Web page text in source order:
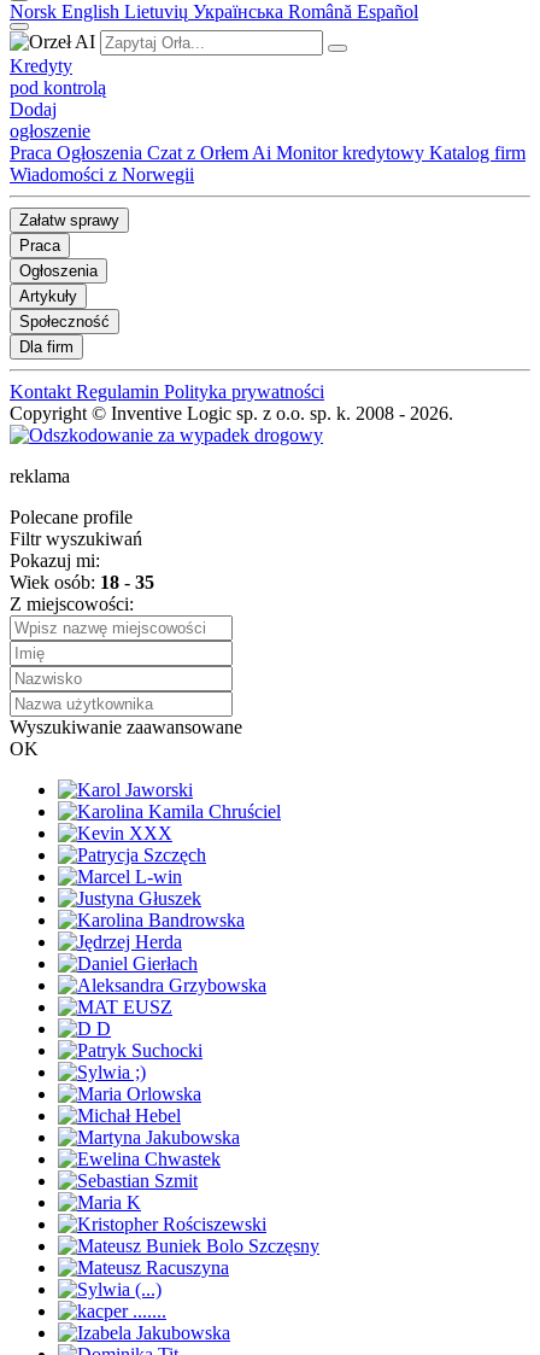
Norsk English Lietuvių Українська Română Español
Kredyty
pod kontrolą
Dodaj
ogłoszenie
Praca Ogłoszenia Czat z Orłem Ai Monitor kredytowy Katalog firm
Wiadomości z Norwegii
Załatw sprawy
Praca
Ogłoszenia
Artykuły
Społeczność
Dla firm
Kontakt Regulamin Polityka prywatności
Copyright © Inventive Logic sp. z o.o. sp. k. 2008 - 2026.
reklama
Polecane profile
Filtr wyszukiwań
Pokazuj mi:
Wiek osób: 18 - 35
Z miejscowości:
Wyszukiwanie zaawansowane
OK